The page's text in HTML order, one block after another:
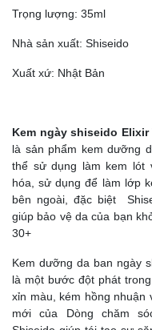
Trọng lượng: 35ml
Nhà sản xuất: Shiseido
Xuất xứ: Nhật Bản
Kem ngày shiseido Elixir
là sản phẩm kem dưỡng
thể sử dụng làm kem lót
hóa, sử dụng để làm lớp
bên ngoài, đặc biệt
giúp bảo vệ da của bạn
30+
Kem dưỡng da ban ngày
là một bước đột phát
xỉn màu, kém hồng nhuận
mới của Dòng chăm